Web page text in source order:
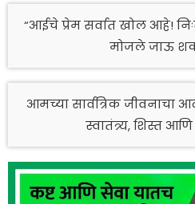
“आईचे प्रेम सर्वात खोल आहे!
मोजले जाऊ
आमच्या सार्वत्रिक जीवनाचा
स्वातंत्र्य, शिस्त